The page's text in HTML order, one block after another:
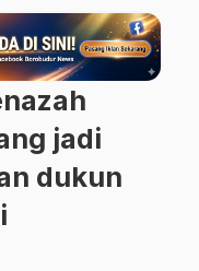
jadi
dukun